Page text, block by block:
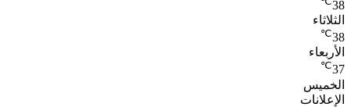
38
الثلاثاء
38
℃
الأربعاء
37
℃
الخميس
الإعلانات